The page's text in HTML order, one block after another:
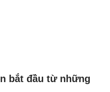
bắt đầu từ những